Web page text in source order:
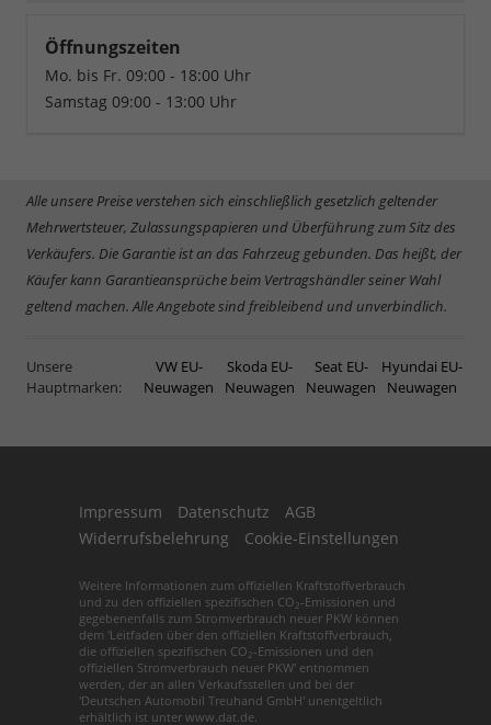
Öffnungszeiten
Mo. bis Fr. 09:00 - 18:00 Uhr
Samstag 09:00 - 13:00 Uhr
Alle unsere Preise verstehen sich einschließlich gesetzlich geltender
Mehrwertsteuer, Zulassungspapieren und Überführung zum Sitz des
Verkäufers. Die Garantie ist an das Fahrzeug gebunden. Das heißt, der
Käufer kann Garantieansprüche beim Vertragshändler seiner Wahl
geltend machen. Alle Angebote sind freibleibend und unverbindlich.
Unsere
Hauptmarken:
VW EU-
Neuwagen
Skoda EU-
Neuwagen
Seat EU-
Neuwagen
Hyundai EU-
Neuwagen
Impressum Datenschutz
AGB
Widerrufsbelehrung
Cookie-Einstellungen
Weitere Informationen zum offiziellen Kraftstoffverbrauch
und zu den offiziellen spezifischen CO2 -Emissionen und
gegebenenfalls zum Stromverbrauch neuer PKW können
dem 'Leitfaden über den offiziellen Kraftstoffverbrauch,
die offiziellen spezifischen CO2 -Emissionen und den
offiziellen Stromverbrauch neuer PKW' entnommen
werden, der an allen Verkaufsstellen und bei der
'Deutschen Automobil Treuhand GmbH' unentgeltlich
erhältlich ist unter www.dat.de.